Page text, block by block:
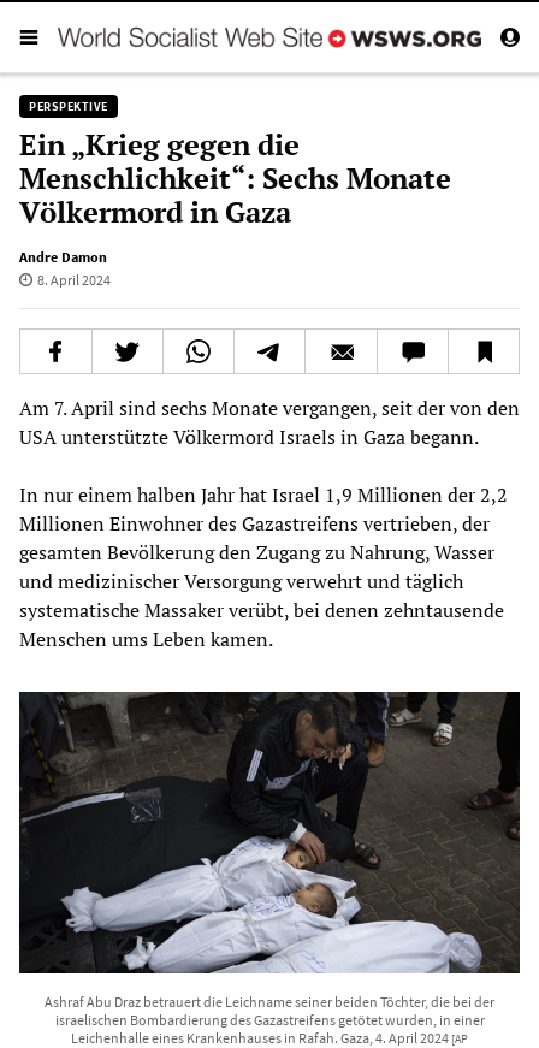
PERSPEKTIVE
Ein „Krieg gegen die
Menschlichkeit“: Sechs Monate
Völkermord in Gaza
Andre Damon
8. April 2024
Am 7. April sind sechs Monate vergangen, seit der von den
USA unterstützte Völkermord Israels in Gaza begann.
In nur einem halben Jahr hat Israel 1,9 Millionen der 2,2
Millionen Einwohner des Gazastreifens vertrieben, der
gesamten Bevölkerung den Zugang zu Nahrung, Wasser
und medizinischer Versorgung verwehrt und täglich
systematische Massaker verübt, bei denen zehntausende
Menschen ums Leben kamen.
Ashraf Abu Draz betrauert die Leichname seiner beiden Töchter, die bei der
israelischen Bombardierung des Gazastreifens getötet wurden, in einer
Leichenhalle eines Krankenhauses in Rafah. Gaza, 4. April 2024 [AP